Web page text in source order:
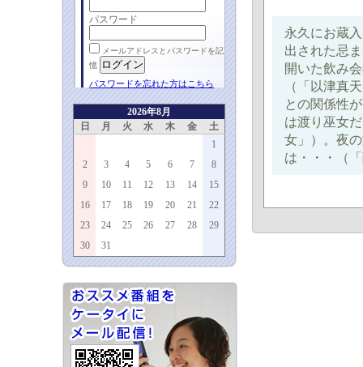
パスワード
メールアドレスとパスワードを記
憶
パスワードを忘れた方はこちら
2026年8月
日
月 火 水 木 金
土
1
2
3 4 5 6 7
8
9
10 11 12 13 14
15
16
17 18 19 20 21
22
23
24 25 26 27 28
29
30
31
永久にお蔵
出された忌
開いた飲み
（「以津真
との関係性
は渡り巫女
女」）。夜
は・・・（